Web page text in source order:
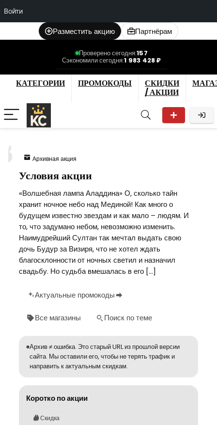
Войти
Разместить акцию Партнёрам
Проверено сегодня:157
Сэкономили сегодня:1 983 428 ₽
КАТЕГОРИИ ПРОМОКОДЫ
СКИДКИ
/ АКЦИИ
Архивная акция
Условия акции
«Волшебная лампа Аладдина» О, сколько тайн
хранит ночное небо над Мединой! Как много о
будущем известно звездам и как мало – людям. И
то, что задумано небом, невозможно изменить.
Наимудрейший Султан так мечтал выдать свою
дочь Будур за Визиря, что не хотел ждать
благосклонности от ночных светил и назначил
свадьбу. Но судьба вмешалась в его […]
Актуальные промокоды
Все магазины Поиск по теме
Архив ≠ ошибка. Это старый URL из прошлой версии
сайта. Мы оставили его, чтобы не терять трафик и
направить к актуальным скидкам.
Коротко по акции
Скидка